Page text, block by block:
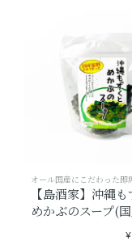
オール国産にこだわった即
【島酒家】沖縄も
めかぶのスープ(
¥